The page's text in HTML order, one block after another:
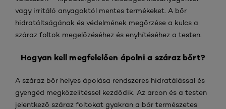
vagy irritáló anyagoktól mentes termékeket. A bőr
hidratáltságának és védelmének megőrzése a kulcs a
száraz foltok megelőzéséhez és enyhítéséhez a testen.
Hogyan kell megfelelően ápolni a száraz bőrt?
A száraz bőr helyes ápolása rendszeres hidratálással és
gyengéd megközelítéssel kezdődik. Az arcon és a testen
jelentkező száraz foltokat gyakran a bőr természetes